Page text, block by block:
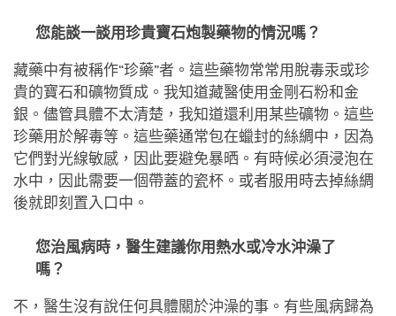
您能談一談用珍貴寶石炮製藥物的情況嗎？
藏藥中有被稱作“珍藥”者。這些藥物常常用脫毒汞或珍
貴的寶石和礦物質成。我知道藏醫使用金剛石粉和金
銀。儘管具體不太清楚，我知道還利用某些礦物。這些
珍藥用於解毒等。這些藥通常包在蠟封的絲綢中，因為
它們對光線敏感，因此要避免暴晒。有時候必須浸泡在
水中，因此需要一個帶蓋的瓷杯。或者服用時去掉絲綢
後就即刻置入口中。
您治風病時，醫生建議你用熱水或冷水沖澡了
嗎？
不，醫生沒有說任何具體關於沖澡的事。有些風病歸為